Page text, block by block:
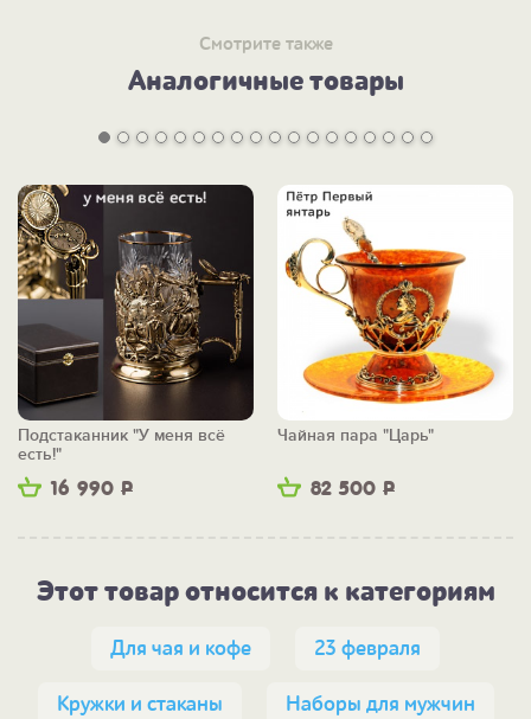
Смотрите также
Аналогичные товары
16 990 Р
Подстаканник "У меня всё
есть!"
82 500 Р
Чайная пара "Царь"
Этот товар относится к категориям
Для чая и кофе 23 февраля
Кружки и стаканы Наборы для мужчин